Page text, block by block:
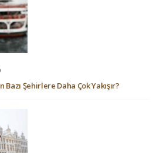
Bazı Şehirlere Daha Çok Yakışır?